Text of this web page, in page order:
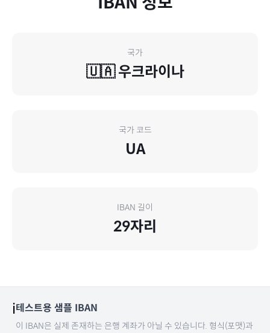
국가
🇺🇦 우크라이나
국가 코드
UA
IBAN 길이
29자리
ℹ️테스트용 샘플 IBAN
이 IBAN은 실제 존재하는 은행 계좌가 아닐 수 있습니다. 형식(포맷)과